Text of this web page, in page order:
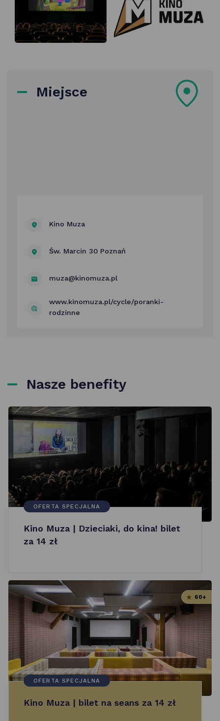
Miejsce
Kino Muza
Św. Marcin 30 Poznań
muza@kinomuza.pl
www.kinomuza.pl/cycle/poranki-
rodzinne
Nasze benefity
OFERTA SPECJALNA
Kino Muza | Dzieciaki, do kina! bilet
za 14 zł
60+
OFERTA SPECJALNA
Kino Muza | bilet na seans za 14 zł